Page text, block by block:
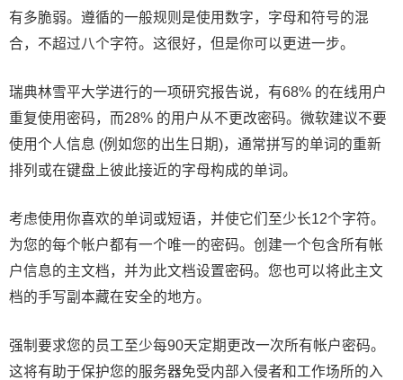
有多脆弱。遵循的一般规则是使用数字，字母和符号的混
合，不超过八个字符。这很好，但是你可以更进一步。
瑞典林雪平大学进行的一项研究报告说，有68% 的在线用户
重复使用密码，而28% 的用户从不更改密码。微软建议不要
使用个人信息 (例如您的出生日期)，通常拼写的单词的重新
排列或在键盘上彼此接近的字母构成的单词。
考虑使用你喜欢的单词或短语，并使它们至少长12个字符。
为您的每个帐户都有一个唯一的密码。创建一个包含所有帐
户信息的主文档，并为此文档设置密码。您也可以将此主文
档的手写副本藏在安全的地方。
强制要求您的员工至少每90天定期更改一次所有帐户密码。
这将有助于保护您的服务器免受内部入侵者和工作场所的入